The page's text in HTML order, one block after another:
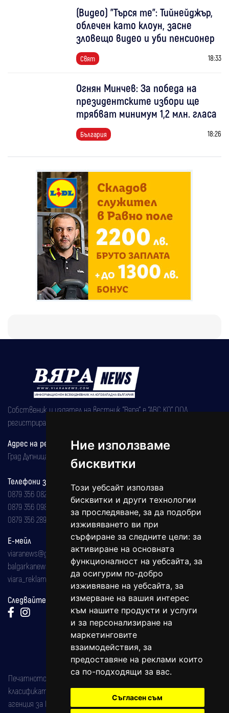
Ние използваме
бисквитки
Този уебсайт използва
бисквитки и други технологии
за проследяване, за да подобри
изживяването ви при
сърфиране за следните цели: за
активиране на основната
функционалност на уебсайта, за
да осигурим по-добро
изживяване на уебсайта, за
измерване на вашия интерес
към нашите продукти и услуги
и за персонализиране на
маркетинговите
взаимодействия, за
предоставяне на реклами които
са по-подходящи за вас.
Съгласен съм
(Видео) "Търся те": Тийнейджър,
облечен като клоун, засне
зловещо видео и уби пенсионер
Свят 18:33
Огнян Минчев: За победа на
президентските избори ще
трябват минимум 1,2 млн. гласа
България 18:26
Собственик и издател на вестник "Вяра" е "АВС КО" ООД,
регистрирана на 08.05.2002 година.
Адрес на редакцията
Град Дупница, ул.''Христо Ботев" 43
Телефони за реклама и абонаменти
0879 356 082
0879 356 098
0879 356 289
Е-мейл
viaranews@gmail.com
balgarkanews@gmail.com
viara_reklama@mail.bg
Следвайте ни:
Печатното издание на вестника е регистрирано в националния
класификатор на печатните издания (Българска национална
агенция за ISSN) под номер: ISSN 1312-4722.